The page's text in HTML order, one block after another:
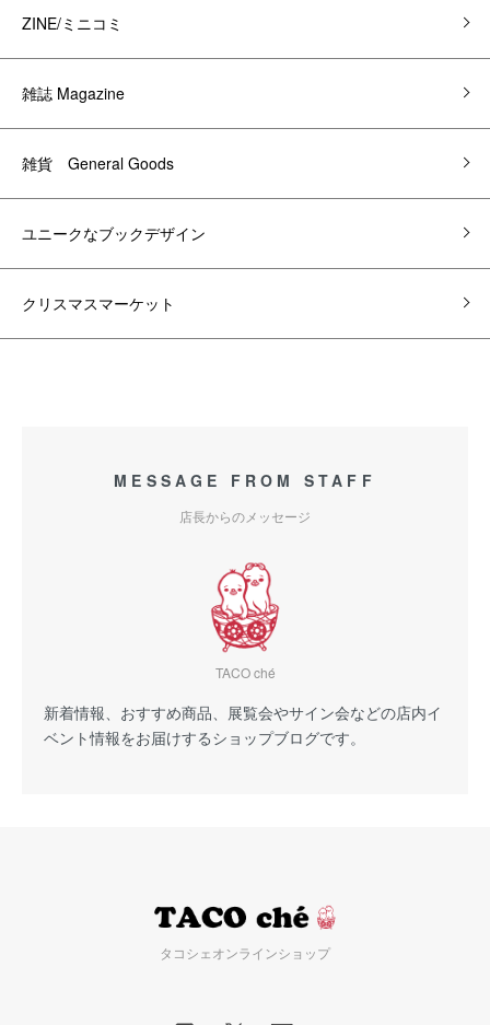
ZINE/ミニコミ
雑誌 Magazine
雑貨 General Goods
ユニークなブックデザイン
クリスマスマーケット
MESSAGE FROM STAFF
店長からのメッセージ
TACO ché
新着情報、おすすめ商品、展覧会やサイン会などの店内イ
ベント情報をお届けするショップブログです。
タコシェオンラインショップ